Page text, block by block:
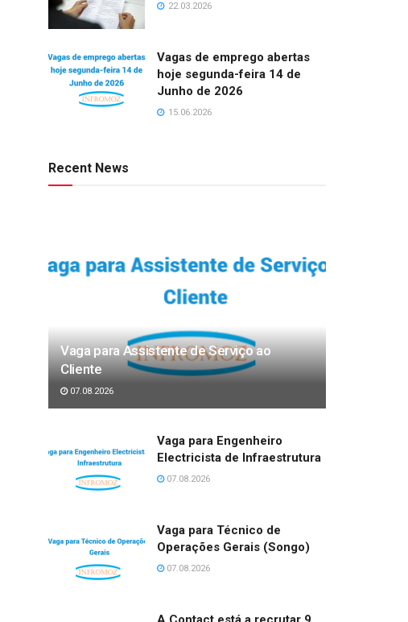
22.03.2026
Vagas de emprego abertas
hoje segunda-feira 14 de
Junho de 2026
15.06.2026
Recent News
Vaga para Assistente de Serviço ao
Cliente
07.08.2026
Vaga para Engenheiro
Electricista de Infraestrutura
07.08.2026
Vaga para Técnico de
Operações Gerais (Songo)
07.08.2026